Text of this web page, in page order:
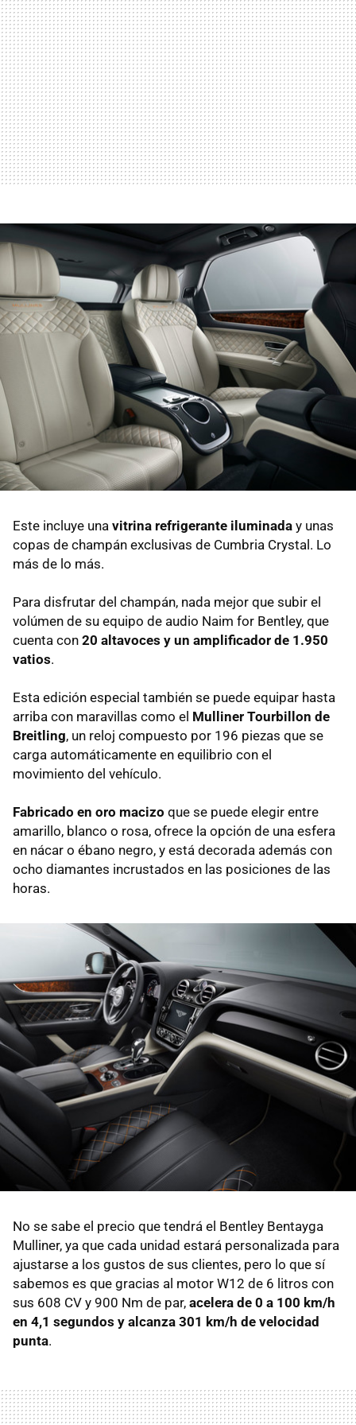
Este incluye una vitrina refrigerante iluminada y unas
copas de champán exclusivas de Cumbria Crystal. Lo
más de lo más.
Para disfrutar del champán, nada mejor que subir el
volúmen de su equipo de audio Naim for Bentley, que
cuenta con 20 altavoces y un amplificador de 1.950
vatios.
Esta edición especial también se puede equipar hasta
arriba con maravillas como el Mulliner Tourbillon de
Breitling, un reloj compuesto por 196 piezas que se
carga automáticamente en equilibrio con el
movimiento del vehículo.
Fabricado en oro macizo que se puede elegir entre
amarillo, blanco o rosa, ofrece la opción de una esfera
en nácar o ébano negro, y está decorada además con
ocho diamantes incrustados en las posiciones de las
horas.
No se sabe el precio que tendrá el Bentley Bentayga
Mulliner, ya que cada unidad estará personalizada para
ajustarse a los gustos de sus clientes, pero lo que sí
sabemos es que gracias al motor W12 de 6 litros con
sus 608 CV y 900 Nm de par, acelera de 0 a 100 km/h
en 4,1 segundos y alcanza 301 km/h de velocidad
punta.